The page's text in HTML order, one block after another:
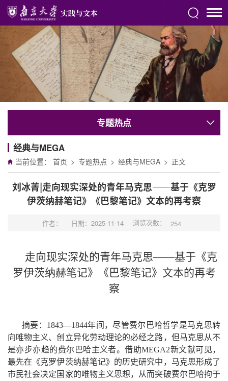
专题热点
经典与MEGA
当前位置： 首页 > 专题热点 > 经典与MEGA > 正文
刘冰菁|走向现实深处的青年马克思——基于《克罗
伊茨纳赫笔记》《巴黎笔记》文本的再考察
作者： 日期：2025-11-14 浏览次数： 254
走向现实深处的青年马克思——基于《克
罗伊茨纳赫笔记》《巴黎笔记》文本的再考
察
摘要 ： 1843—1844年间 ，尽管费尔巴哈哲学是马克思转
向唯物主义、创立异化劳动理论的必经之路， 但马克思从不
是亦步亦趋的费尔巴哈主义者。借助MEGA2新文献可见，
最先在《克罗伊茨纳赫笔记》的历史研究中 ， 马克思形成了
市民社会决定国家的唯物主义思想，
从而突破费尔巴哈拘于